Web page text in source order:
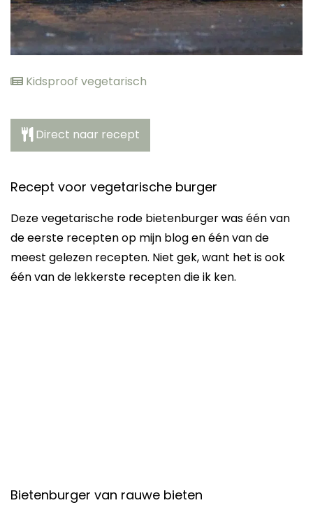
Kidsproof vegetarisch
Direct naar recept
Recept voor vegetarische burger
Deze vegetarische rode bietenburger was één van
de eerste recepten op mijn blog en één van de
meest gelezen recepten. Niet gek, want het is ook
één van de lekkerste recepten die ik ken.
Bietenburger van rauwe bieten